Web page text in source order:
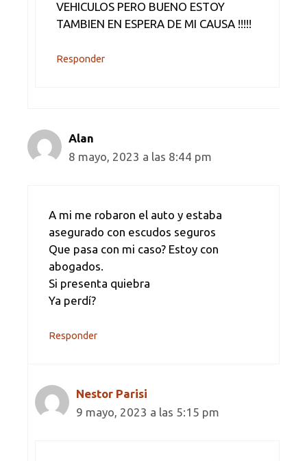
VEHICULOS PERO BUENO ESTOY
TAMBIEN EN ESPERA DE MI CAUSA !!!!!
Responder
Alan
8 mayo, 2023 a las 8:44 pm
A mi me robaron el auto y estaba
asegurado con escudos seguros
Que pasa con mi caso? Estoy con
abogados.
Si presenta quiebra
Ya perdí?
Responder
Nestor Parisi
9 mayo, 2023 a las 5:15 pm